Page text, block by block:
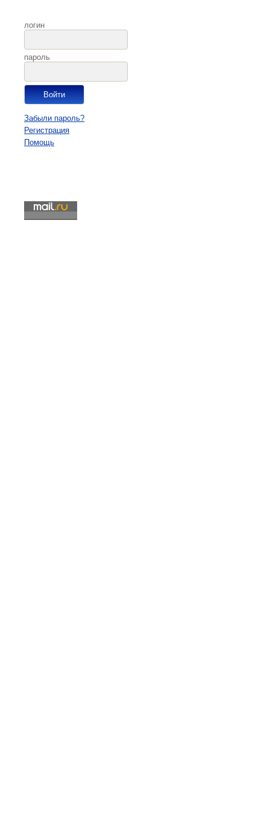
логин
пароль
Забыли пароль?
Регистрация
Помощь